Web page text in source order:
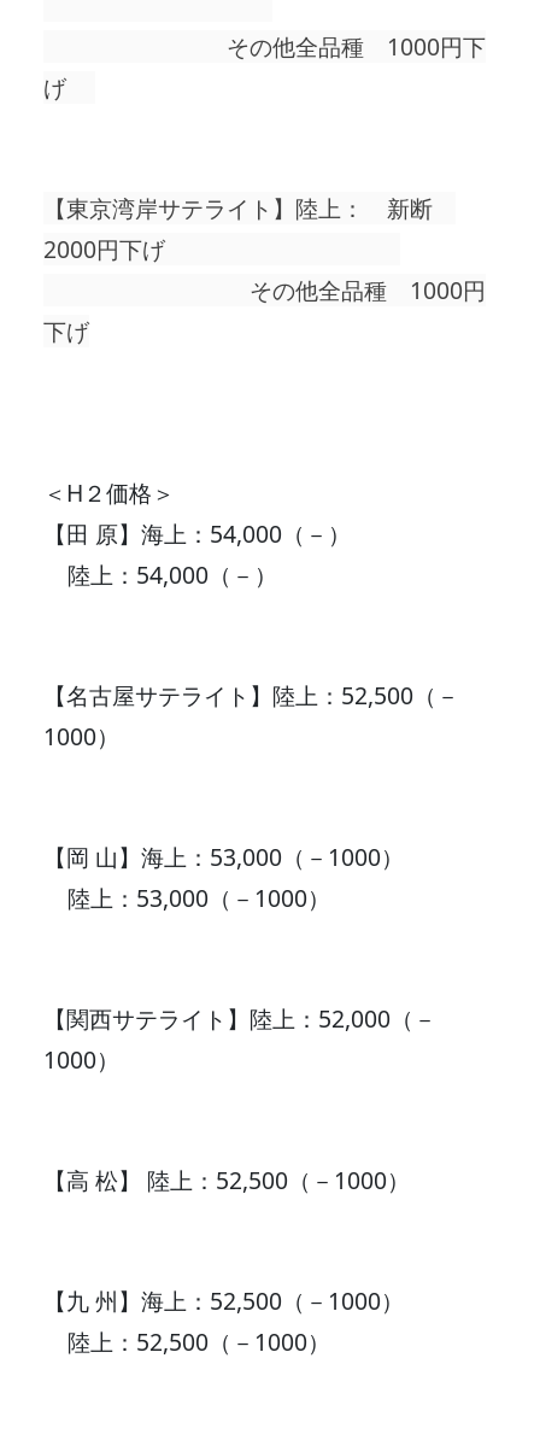
その他全品種 1000円下
げ
【東京湾岸サテライト】陸上： 新断
2000円下げ
その他全品種 1000円
下げ
＜H２価格＞
【田 原】海上：54,000（－）
陸上：54,000（－）
【名古屋サテライト】陸上：52,500（－
1000）
【岡 山】海上：53,000（－1000）
陸上：53,000（－1000）
【関西サテライト】陸上：52,000（－
1000）
【高 松】 陸上：52,500（－1000）
【九 州】海上：52,500（－1000）
陸上：52,500（－1000）